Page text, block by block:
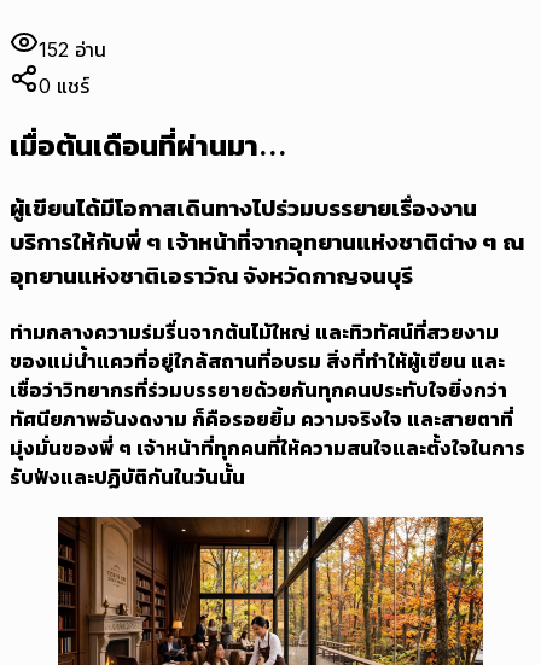
152 อ่าน
0 แชร์
เมื่อต้นเดือนที่ผ่านมา...
ผู้เขียนได้มีโอกาสเดินทางไปร่วมบรรยายเรื่องงาน
บริการให้กับพี่ ๆ เจ้าหน้าที่จากอุทยานแห่งชาติต่าง ๆ ณ
อุทยานแห่งชาติเอราวัณ จังหวัดกาญจนบุรี
ท่ามกลางความร่มรื่นจากต้นไม้ใหญ่ และทิวทัศน์ที่สวยงาม
ของแม่น้ำแควที่อยู่ใกล้สถานที่อบรม สิ่งที่ทำให้ผู้เขียน และ
เชื่อว่าวิทยากรที่ร่วมบรรยายด้วยกันทุกคนประทับใจยิ่งกว่า
ทัศนียภาพอันงดงาม ก็คือรอยยิ้ม ความจริงใจ และสายตาที่
มุ่งมั่นของพี่ ๆ เจ้าหน้าที่ทุกคนที่ให้ความสนใจและตั้งใจในการ
รับฟังและปฏิบัติกันในวันนั้น